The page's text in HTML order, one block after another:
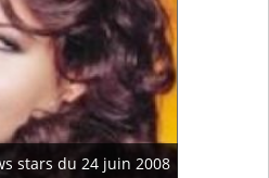
stars du 24 juin 2008